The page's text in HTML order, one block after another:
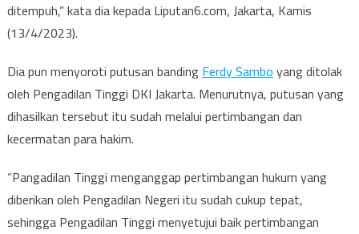
ditempuh,” kata dia kepada Liputan6.com, Jakarta, Kamis
(13/4/2023).
Dia pun menyoroti putusan banding Ferdy Sambo yang ditolak
oleh Pengadilan Tinggi DKI Jakarta. Menurutnya, putusan yang
dihasilkan tersebut itu sudah melalui pertimbangan dan
kecermatan para hakim.
“Pangadilan Tinggi menganggap pertimbangan hukum yang
diberikan oleh Pengadilan Negeri itu sudah cukup tepat,
sehingga Pengadilan Tinggi menyetujui baik pertimbangan